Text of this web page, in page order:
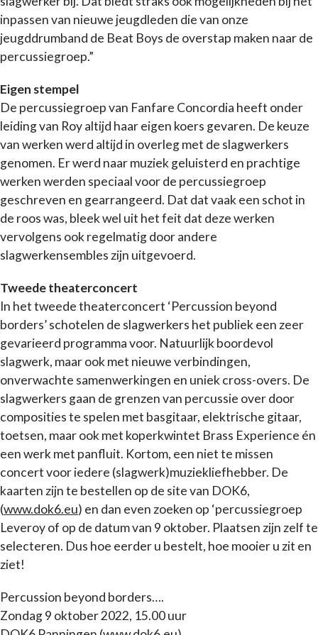
inpassen van nieuwe jeugdleden die van onze
jeugddrumband de Beat Boys de overstap maken naar de
percussiegroep.”
Eigen stempel
De percussiegroep van Fanfare Concordia heeft onder
leiding van Roy altijd haar eigen koers gevaren. De keuze
van werken werd altijd in overleg met de slagwerkers
genomen. Er werd naar muziek geluisterd en prachtige
werken werden speciaal voor de percussiegroep
geschreven en gearrangeerd. Dat dat vaak een schot in
de roos was, bleek wel uit het feit dat deze werken
vervolgens ook regelmatig door andere
slagwerkensembles zijn uitgevoerd.
Tweede theaterconcert
In het tweede theaterconcert ‘Percussion beyond
borders’ schotelen de slagwerkers het publiek een zeer
gevarieerd programma voor. Natuurlijk boordevol
slagwerk, maar ook met nieuwe verbindingen,
onverwachte samenwerkingen en uniek cross-overs. De
slagwerkers gaan de grenzen van percussie over door
composities te spelen met basgitaar, elektrische gitaar,
toetsen, maar ook met koperkwintet Brass Experience én
een werk met panfluit. Kortom, een niet te missen
concert voor iedere (slagwerk)muziekliefhebber. De
kaarten zijn te bestellen op de site van DOK6,
(www.dok6.eu) en dan even zoeken op ‘percussiegroep
Leveroy of op de datum van 9 oktober. Plaatsen zijn zelf te
selecteren. Dus hoe eerder u bestelt, hoe mooier u zit en
ziet!
Percussion beyond borders….
Zondag 9 oktober 2022, 15.00 uur